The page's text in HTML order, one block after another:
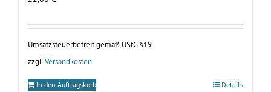
Umsatzsteuerbefreit gemäß UStG §19
zzgl. Versandkosten
In den Auftragskorb Details